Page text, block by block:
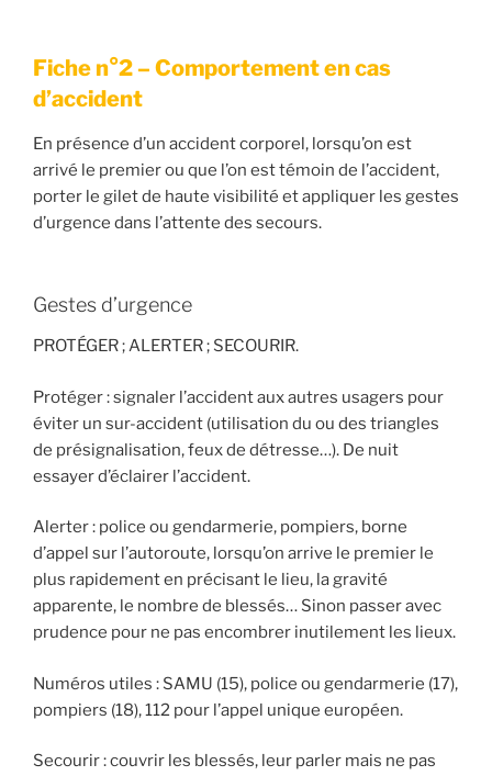
Fiche n°2 – Comportement en cas
d’accident
En présence d’un accident corporel, lorsqu’on est
arrivé le premier ou que l’on est témoin de l’accident,
porter le gilet de haute visibilité et appliquer les gestes
d’urgence dans l’attente des secours.
Gestes d’urgence
PROTÉGER ; ALERTER ; SECOURIR.
Protéger : signaler l’accident aux autres usagers pour
éviter un sur-accident (utilisation du ou des triangles
de présignalisation, feux de détresse…). De nuit
essayer d’éclairer l’accident.
Alerter : police ou gendarmerie, pompiers, borne
d’appel sur l’autoroute, lorsqu’on arrive le premier le
plus rapidement en précisant le lieu, la gravité
apparente, le nombre de blessés… Sinon passer avec
prudence pour ne pas encombrer inutilement les lieux.
Numéros utiles : SAMU (15), police ou gendarmerie (17),
pompiers (18), 112 pour l’appel unique européen.
Secourir : couvrir les blessés, leur parler mais ne pas